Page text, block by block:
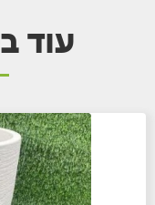
עוד